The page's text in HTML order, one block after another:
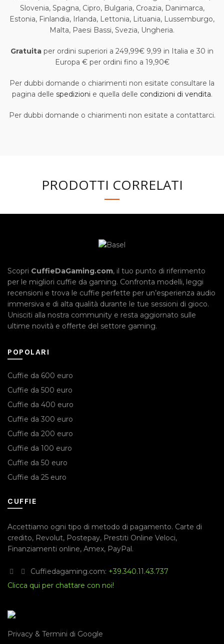
Slovenia, Spagna, Cipro, Bulgaria, Croazia, Danimarca,
Estonia, Finlandia, Irlanda, Lettonia, Lituania, Lussemburgo,
Malta, Paesi Bassi, Svezia, Ungheria.
Gratuita per ordini superiori a 249,99€ 9,99 in Italia e 30 in
Europa € per ordini fino a 19,90€
Per dubbi domande o chiarimenti non esitate consultare la
pagina delle spedizioni e quella delle condizioni di vendita.
Per dubbi domande o chiarimenti non esitate a contattarci.
PRODOTTI CORRELATI
Scopri CuffieDaGaming.com, il tuo punto di riferimento
per le migliori cuffie da gaming. Confronta modelli, leggi
recensioni e trova le cuffie perfette per un’esperienza audio
immersiva e di alta qualità durante le tue sessioni di gioco.
Unisciti alla nostra community e resta aggiornato sulle
ultime novità e offerte del settore gaming.
POPOLARI
Cuffie da 600 euro
Cuffie da 500 euro
Cuffie da 400 euro
Cuffie da 300 euro
Cuffie da 200 euro
Cuffie da 100 euro
Cuffie da 50 euro
Cuffie da 25 euro
CUFFIE
Accettiamo ogni tipo di metodo di pagamento. Carte di
credito, Revolut, Postepay, Prestiti Online Veloci,
Finanziamenti online, Amex, PayPal .
Cuffiedagaming.com: +39.340.11.43.737
Clicca qui per chattare con noi!
Privacy & Termini di Google